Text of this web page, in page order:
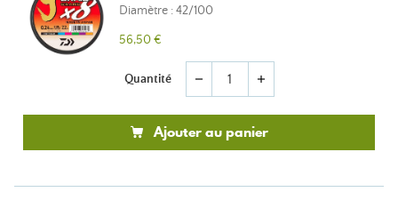
Diamètre : 42/100
56,50 €
Quantité remove add
Ajouter au panier